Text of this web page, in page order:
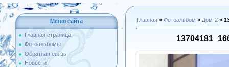
Меню сайта
Главная страница
Фотоальбомы
Обратная связь
Новости
Главная » Фотоальбом » Дом-2 »